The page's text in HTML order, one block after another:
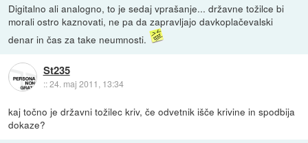
Digitalno ali analogno, to je sedaj vprašanje... državne tožilce bi
morali ostro kaznovati, ne pa da zapravljajo davkoplačevalski
denar in čas za take neumnosti.
St235
::24. maj 2011, 13:34
kaj točno je državni tožilec kriv, če odvetnik išče krivine in spodbija
dokaze?